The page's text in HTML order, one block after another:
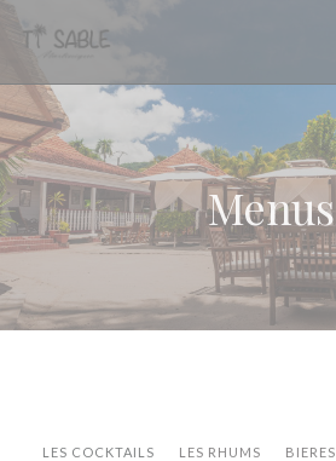
Menus
LES COCKTAILS LES RHUMS BIERES